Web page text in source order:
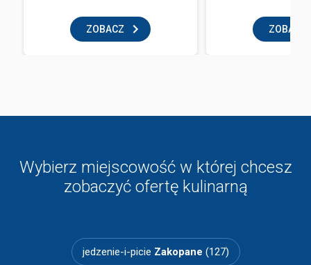
ZOBACZ ZOBACZ
Wybierz miejscowość w której chcesz
zobaczyć ofertę kulinarną
jedzenie-i-picie Zakopane (127)